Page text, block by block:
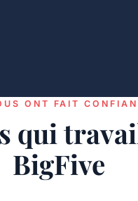
ONT FAIT
qui
BigFive